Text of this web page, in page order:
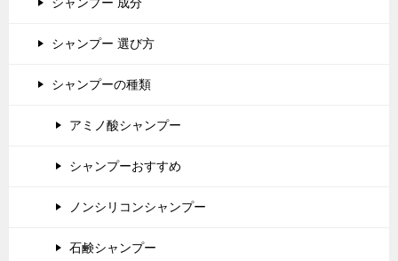
シャンプー 選び方
シャンプーの種類
アミノ酸シャンプー
シャンプーおすすめ
ノンシリコンシャンプー
石鹸シャンプー